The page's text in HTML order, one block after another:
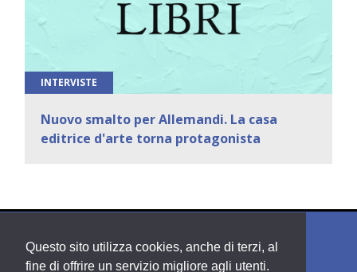
Questo sito utilizza cookies, anche di terzi, al
fine di offrire un servizio migliore agli utenti.
INTERVISTE
Nuovo smalto per Allemandi. La casa
editrice d'arte torna protagonista